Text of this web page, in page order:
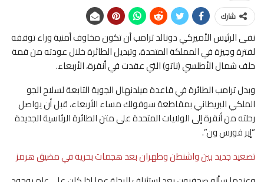
شارك
نفى الرئيس الأميركي دونالد ترامب أن تكون مخاوف أمنية وراء توقفه
لفترة وجيزة في المملكة المتحدة، وتبديل الطائرة خلال عودته من قمة
حلف شمال الأطلسي (ناتو) التي عقدت في أنقرة، الأربعاء.
وبدل ترامب الطائرة في قاعدة ميلدنهال الجوية التابعة لسلاح الجو
الملكي البريطاني بمقاطعة سوفولك مساء الأربعاء، قبل أن يواصل
رحلته من أنقرة إلى الولايات المتحدة على متن الطائرة الرئاسية الجديدة
“إير فورس ون”.
تصعيد جديد بين واشنطن وطهران بعد هجمات بحرية في مضيق هرمز